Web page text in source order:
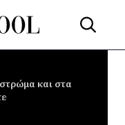
και στα